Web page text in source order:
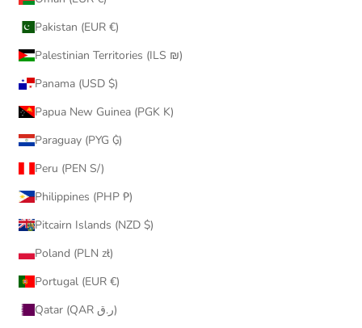
Pakistan (EUR €)
Palestinian Territories (ILS ₪)
Panama (USD $)
Papua New Guinea (PGK K)
Paraguay (PYG ₲)
Peru (PEN S/)
Philippines (PHP ₱)
Pitcairn Islands (NZD $)
Poland (PLN zł)
Portugal (EUR €)
Qatar (QAR ر.ق)